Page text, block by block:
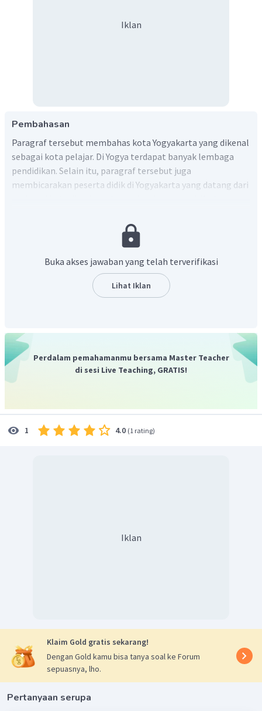
Iklan
Pembahasan
Paragraf tersebut membahas kota Yogyakarta yang dikenal
sebagai kota pelajar. Di Yogya terdapat banyak lembaga
pendidikan. Selain itu, paragraf tersebut juga
membicarakan peserta didik di Yogyakarta yang datang dari
kalimat tersebut justru membahas keindahan alam
Buka akses jawaban yang telah terverifikasi
Lihat Iklan
Perdalam pemahamanmu bersama Master Teacher
di sesi Live Teaching, GRATIS!
1 4.0 (1 rating)
Iklan
Klaim Gold gratis sekarang!
Dengan Gold kamu bisa tanya soal ke Forum
sepuasnya, lho.
Pertanyaan serupa